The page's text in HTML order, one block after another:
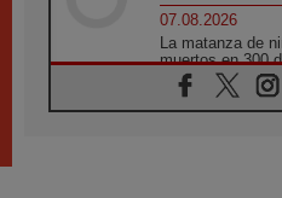
07.08.2026
La matanza de
muertos en 300
07.08.2026
Tagle: La guerra